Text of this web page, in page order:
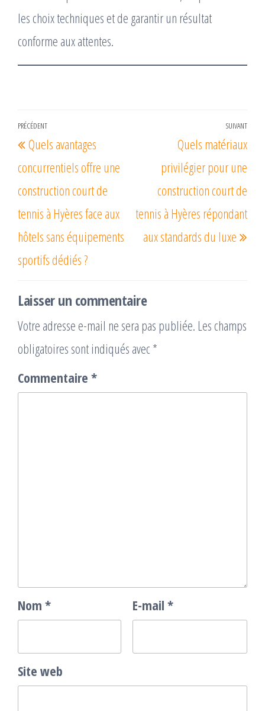
les choix techniques et de garantir un résultat
conforme aux attentes.
Navigation
de
l’article
Article
précédent
PRÉCÉDENT
Quels avantages
concurrentiels offre une
construction court de
tennis à Hyères face aux
hôtels sans équipements
sportifs dédiés ?
SUIVANT
Quels matériaux
privilégier pour une
construction court de
tennis à Hyères répondant
aux standards du luxe
Laisser un commentaire
Votre adresse e-mail ne sera pas publiée. Les champs
obligatoires sont indiqués avec *
Commentaire *
Nom * E-mail *
Site web